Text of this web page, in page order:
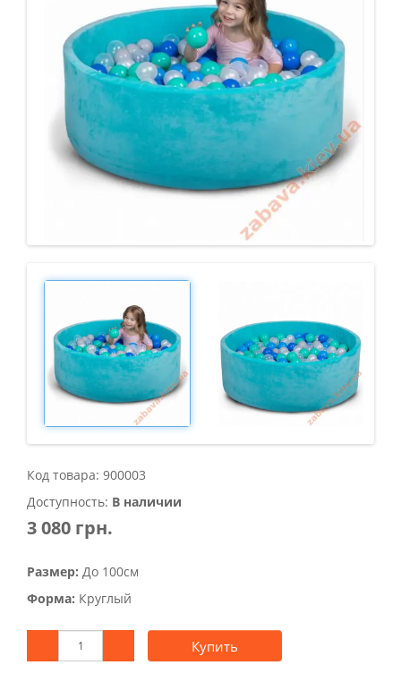
Код товара: 900003
Доступность: В наличии
3 080 грн.
Размер: До 100см
Форма: Круглый
Купить